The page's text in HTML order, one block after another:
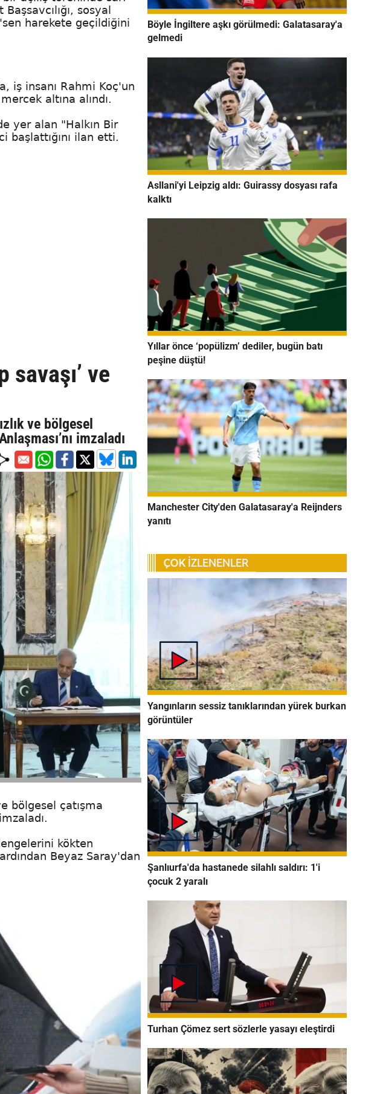
sosyal
harekete geçildiğini
iş insanı Rahmi Koç'un
altına alındı.
yer alan "Halkın Bir
başlattığını ilan etti.
ve
ve bölgesel
imzaladı
bölgesel çatışma
kökten
Beyaz Saray'dan
Böyle İngiltere aşkı görülmedi: Galatasaray'a
gelmedi
Asllani'yi Leipzig aldı: Guirassy dosyası rafa
kalktı
Yıllar önce ‘popülizm’ dediler, bugün batı
peşine düştü!
Manchester City'den Galatasaray'a Reijnders
yanıtı
Yangınların sessiz tanıklarından yürek burkan
görüntüler
Şanlıurfa'da hastanede silahlı saldırı: 1'i
çocuk 2 yaralı
Turhan Çömez sert sözlerle yasayı eleştirdi